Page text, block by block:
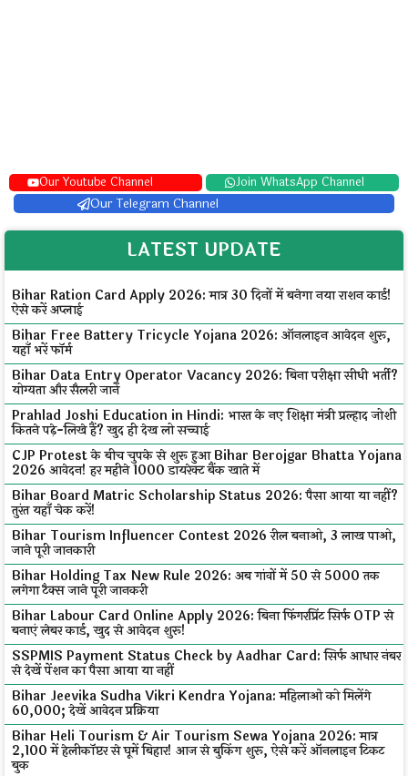
Our Youtube Channel Join WhatsApp Channel
Our Telegram Channel
LATEST UPDATE
Bihar Ration Card Apply 2026: मात्र 30 दिनों में बनेगा नया राशन कार्ड!
ऐसे करें अप्लाई
Bihar Free Battery Tricycle Yojana 2026: ऑनलाइन आवेदन शुरू,
यहाँ भरें फॉर्म
Bihar Data Entry Operator Vacancy 2026: बिना परीक्षा सीधी भर्ती?
योग्यता और सैलरी जानें
Prahlad Joshi Education in Hindi: भारत के नए शिक्षा मंत्री प्रल्हाद जोशी
कितने पढ़े-लिखे हैं? खुद ही देख लो सच्चाई
CJP Protest के बीच चुपके से शुरू हुआ Bihar Berojgar Bhatta Yojana
2026 आवेदन! हर महीने ₹1000 डायरेक्ट बैंक खाते में
Bihar Board Matric Scholarship Status 2026: पैसा आया या नहीं?
तुरंत यहाँ चेक करें!
Bihar Tourism Influencer Contest 2026 रील बनाओ, ₹3 लाख पाओ,
जाने पूरी जानकारी
Bihar Holding Tax New Rule 2026: अब गांवों में ₹50 से ₹5000 तक
लगेगा टैक्स जाने पूरी जानकरी
Bihar Labour Card Online Apply 2026: बिना फिंगरप्रिंट सिर्फ OTP से
बनाएं लेबर कार्ड, खुद से आवेदन शुरू!
SSPMIS Payment Status Check by Aadhar Card: सिर्फ आधार नंबर
से देखें पेंशन का पैसा आया या नहीं
Bihar Jeevika Sudha Vikri Kendra Yojana: महिलाओं को मिलेंगे
₹60,000; देखें आवेदन प्रक्रिया
Bihar Heli Tourism & Air Tourism Sewa Yojana 2026: मात्र
₹2,100 में हेलीकॉप्टर से घूमें बिहार! आज से बुकिंग शुरू, ऐसे करें ऑनलाइन टिकट
बुक